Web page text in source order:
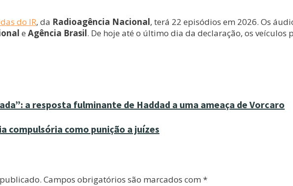
do IR, da Radioagência Nacional, terá 22 episódios em 2026. Os
e Agência Brasil. De hoje até o último dia da declaração, os
a resposta fulminante de Haddad a uma ameaça de Vorcaro
compulsória como punição a juízes
Campos obrigatórios são marcados com *